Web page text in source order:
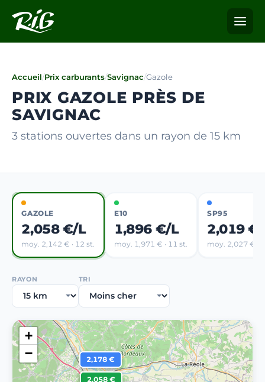
Accueil/Prix carburants/Savignac/Gazole
PRIX GAZOLE PRÈS DE
SAVIGNAC
3 stations ouvertes dans un rayon de 15 km
GAZOLE
2,058 €/L
moy. 2,142 € · 12 st.
E10
1,896 €/L
moy. 1,971 € · 11 st.
SP95
2,019
moy. 2,027 € ·
RAYON TRI
2,058 €
2,178 €
+
−